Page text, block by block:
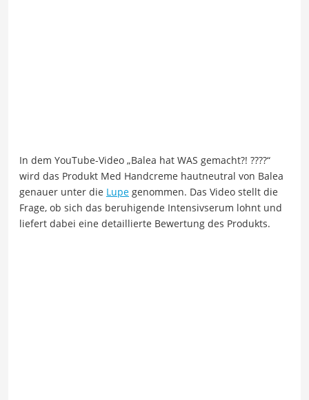
In dem YouTube-Video „Balea hat WAS gemacht?! ????“
wird das Produkt Med Handcreme hautneutral von Balea
genauer unter die Lupe genommen. Das Video stellt die
Frage, ob sich das beruhigende Intensivserum lohnt und
liefert dabei eine detaillierte Bewertung des Produkts.